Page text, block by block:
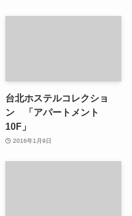
台北ホステルコレクショ
ン 「アパートメント
10F」
2016年1月9日